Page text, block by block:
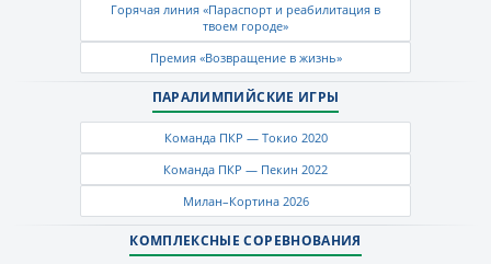
Горячая линия «Параспорт и реабилитация в
твоем городе»
Премия «Возвращение в жизнь»
ПАРАЛИМПИЙСКИЕ ИГРЫ
Команда ПКР — Токио 2020
Команда ПКР — Пекин 2022
Милан–Кортина 2026
КОМПЛЕКСНЫЕ СОРЕВНОВАНИЯ